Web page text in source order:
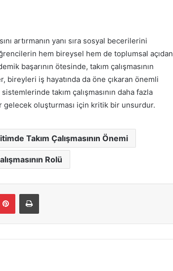
artırmanın yanı sıra sosyal becerilerini
hem bireysel hem de toplumsal açıdan
başarının ötesinde, takım çalışmasının
bireyleri iş hayatında da öne çıkaran önemli
takım çalışmasının daha fazla
gelecek oluşturması için kritik bir unsurdur.
Takım Çalışmasının Önemi
Rolü
PinterestYazdır